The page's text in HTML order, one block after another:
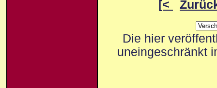
[<
Die hier
uneingeschränkt